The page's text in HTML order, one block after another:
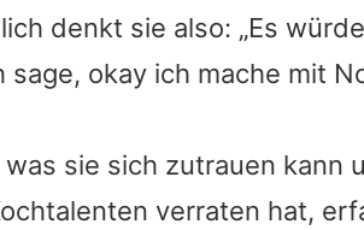
denkt sie also: „Es
okay ich mache mit
sie sich zutrauen kann
verraten hat,